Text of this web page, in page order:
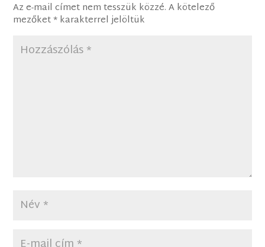
Az e-mail címet nem tesszük közzé. A kötelező
mezőket*karakterrel jelöltük